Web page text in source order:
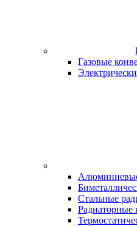
Газовые
Стальные
Радиаторные